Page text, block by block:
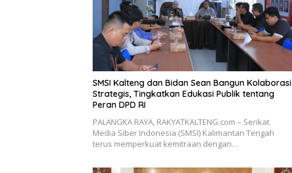
SMSI Kalteng dan Bidan Sean Bangun Kolaborasi
Strategis, Tingkatkan Edukasi Publik tentang
Peran DPD RI
PALANGKA RAYA, RAKYATKALTENG.com – Serikat
Media Siber Indonesia (SMSI) Kalimantan Tengah
terus memperkuat kemitraan dengan…